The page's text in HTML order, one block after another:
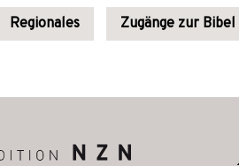
Regionales Zugänge zur Bibel